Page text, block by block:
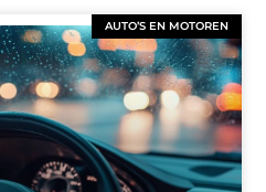
AUTO’S EN MOTOREN